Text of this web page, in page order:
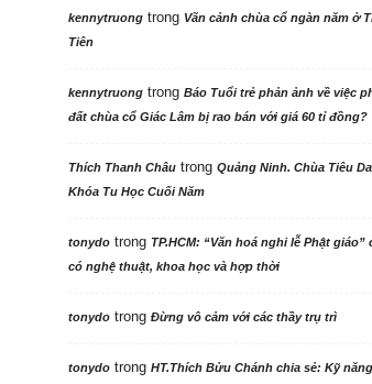
kennytruongtrong Vãn cảnh chùa cổ ngàn năm ở
Tiên
kennytruongtrong Báo Tuổi trẻ phản ảnh về việc
đất chùa cổ Giác Lâm bị rao bán với giá 60 tỉ đồng?
Thích Thanh Châutrong Quảng Ninh. Chùa Tiêu
Khóa Tu Học Cuối Năm
tonydotrong TP.HCM: “Văn hoá nghi lễ Phật giáo”
có nghệ thuật, khoa học và hợp thời
tonydotrong Đừng vô cảm với các thầy trụ trì
tonydotrong HT.Thích Bửu Chánh chia sẻ: Kỹ